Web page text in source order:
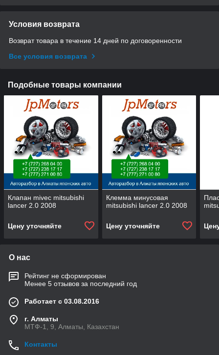
Условия возврата
Возврат товара в течение 14 дней по договоренности
Все условия возврата
Подобные товары компании
Клапан mivec mitsubishi
lancer 2.0 2008
Цену уточняйте
Клемма минусовая
mitsubishi lancer 2.0 2008
Цену уточняйте
О нас
Рейтинг не сформирован
Менее 5 отзывов за последний год
Работает с 03.08.2016
г. Алматы
МТФ-1, 9, Алматы, Казахстан
Контакты